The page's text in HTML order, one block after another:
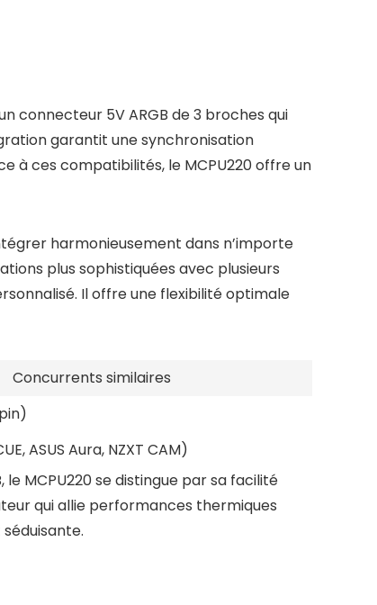
connecteur 5V ARGB de 3 broches qui
garantit une synchronisation
à ces compatibilités, le MCPU220 offre un
harmonieusement dans n’importe
plus sophistiquées avec plusieurs
Il offre une flexibilité optimale
Concurrents similaires
ASUS Aura, NZXT CAM)
MCPU220 se distingue par sa facilité
qui allie performances thermiques